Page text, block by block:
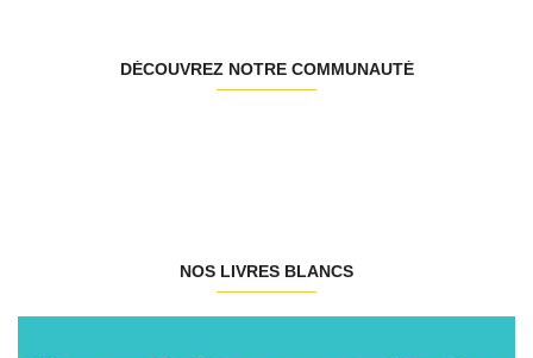
DÉCOUVREZ NOTRE COMMUNAUTÉ
NOS LIVRES BLANCS